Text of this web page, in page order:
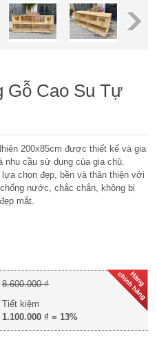
Gỗ Cao Su Tự
200x85cm được thiết kế và gia
cầu sử dụng của gia chủ.
chọn đẹp, bền và thân thiện với
nước, chắc chắn, không bị
mắt.
8.600.000 ₫
Tiết kiệm
1.100.000 ₫ = 13%